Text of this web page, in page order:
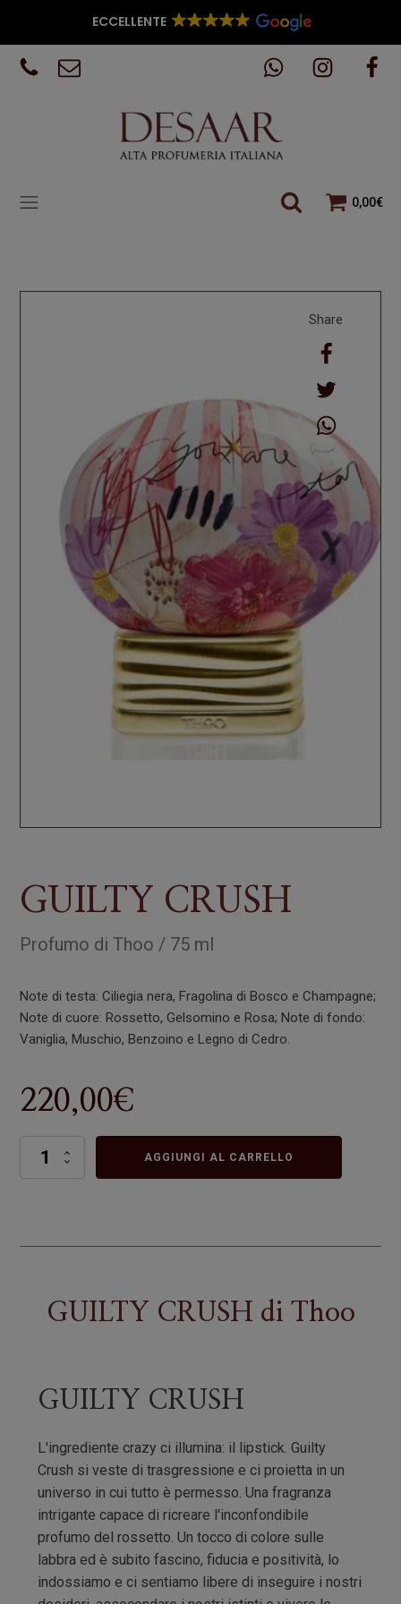
ECCELLENTE
0,00€
GUILTY CRUSH
Profumo diThoo / 75 ml
Note di testa: Ciliegia nera, Fragolina di Bosco e Champagne;
Note di cuore: Rossetto, Gelsomino e Rosa; Note di fondo:
Vaniglia, Muschio, Benzoino e Legno di Cedro.
220,00€
GUILTY
AGGIUNGI AL CARRELLO
Share
GUILTY CRUSH di Thoo
GUILTY CRUSH
L'ingrediente crazy ci illumina: il lipstick. Guilty
Crush si veste di trasgressione e ci proietta in un
universo in cui tutto è permesso. Una fragranza
intrigante capace di ricreare l'inconfondibile
profumo del rossetto. Un tocco di colore sulle
labbra ed è subito fascino, fiducia e positività, lo
indossiamo e ci sentiamo libere di inseguire i nostri